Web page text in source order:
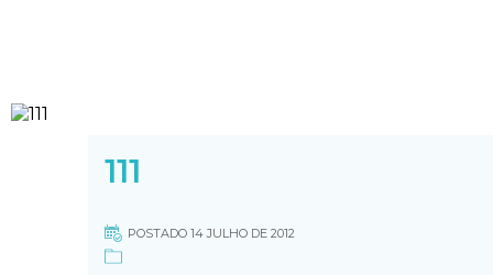
111
POSTADO 14 JULHO DE 2012